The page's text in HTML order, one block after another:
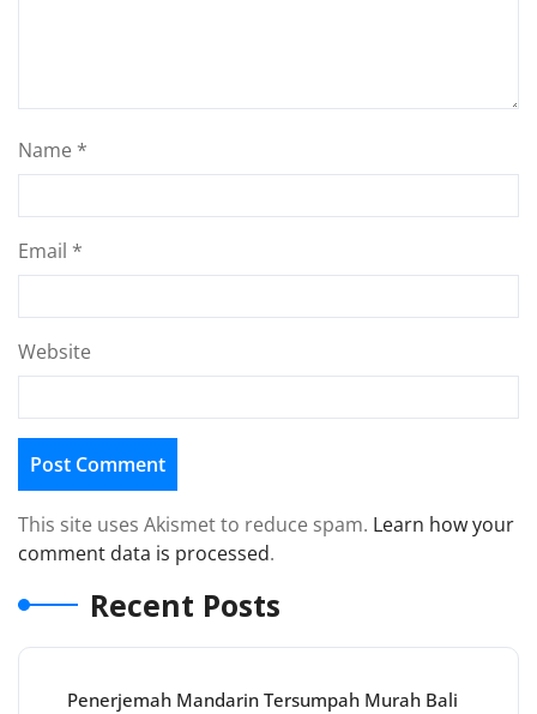
Name *
Email *
Website
This site uses Akismet to reduce spam. Learn how your
comment data is processed.
Recent Posts
Penerjemah Mandarin Tersumpah Murah Bali